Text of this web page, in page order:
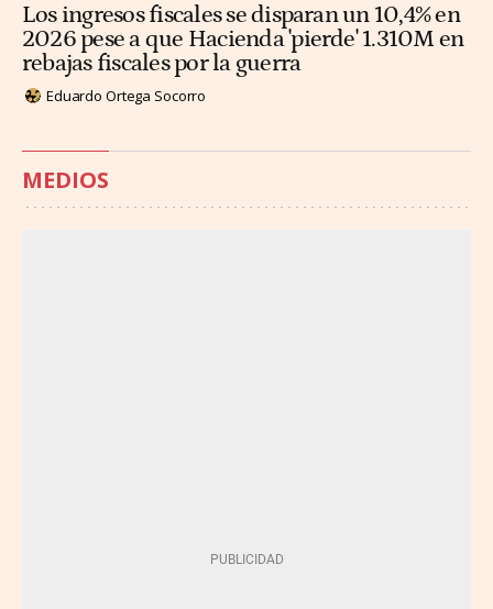
Los ingresos fiscales se disparan un 10,4% en
2026 pese a que Hacienda 'pierde' 1.310M en
rebajas fiscales por la guerra
Eduardo Ortega Socorro
MEDIOS